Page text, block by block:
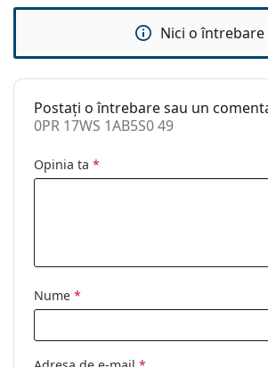
Unisex
Categorie:
Ochelari de soare
Brand:
Prada
Utilizare:
Modă
Nici o întrebare
Postați o întrebare sau un
0PR 17WS 1AB5S0 49
Opinia ta *
Nume *